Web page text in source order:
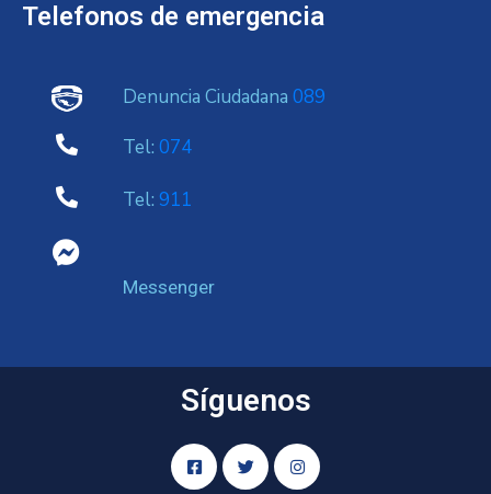
Telefonos de emergencia
Denuncia Ciudadana 089
Tel: 074
Tel: 911
Messenger
Síguenos